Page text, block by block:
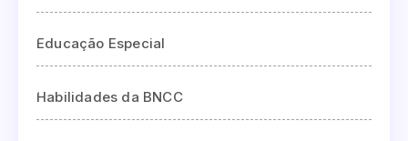
Educação Especial
Habilidades da BNCC